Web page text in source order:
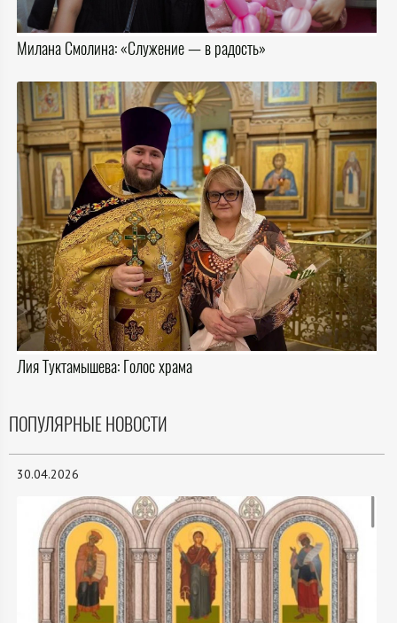
Милана Смолина: «Служение — в радость»
Лия Туктамышева: Голос храма
ПОПУЛЯРНЫЕ НОВОСТИ
30.04.2026